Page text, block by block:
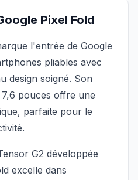
Pixel Fold
l'entrée de Google
pliables avec
design soigné. Son
pouces offre une
parfaite pour le
G2 développée
excelle dans